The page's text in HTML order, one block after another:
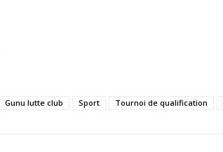
Gunu lutte club Sport Tournoi de qualification